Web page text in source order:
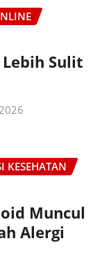
Sulit
KESEHATAN
Muncul
Alergi